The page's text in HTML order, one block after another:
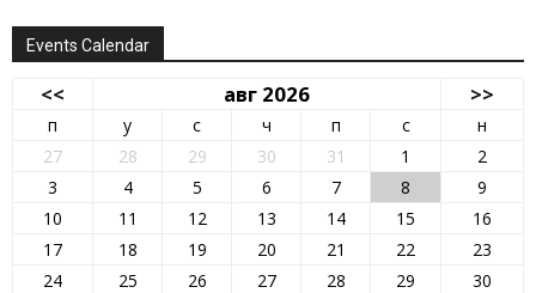
Events Calendar
<< авг 2026 >>
п у с ч п с
н
27
28 29 30 31 1
2
3
4 5 6 7 8
9
10
11 12 13 14 15
16
17
18 19 20 21 22
23
24
25 26 27 28 29
30